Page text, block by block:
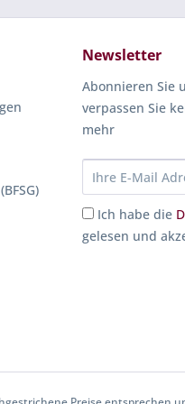
Newsletter
Abonnieren Sie
verpassen Sie
mehr
Ich habe die
gelesen und